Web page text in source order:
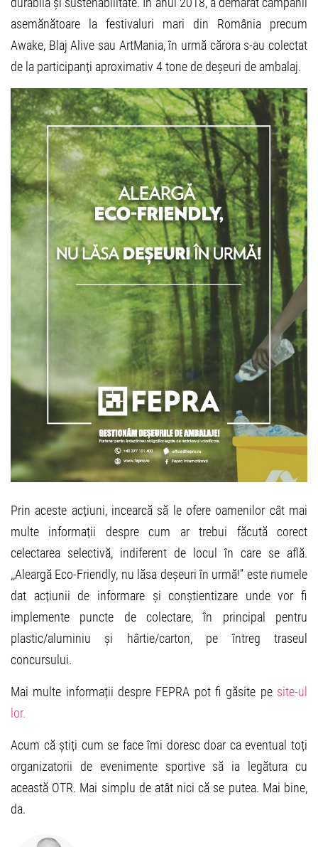
asemănătoare la festivaluri mari din România precum
Awake, Blaj Alive sau ArtMania, în urmă cărora s-au colectat
de la participanți aproximativ 4 tone de deșeuri de ambalaj.
Prin aceste acțiuni, incearcă să le ofere oamenilor cât mai
multe informații despre cum ar trebui făcută corect
celectarea selectivă, indiferent de locul în care se află.
,,Aleargă Eco-Friendly, nu lăsa deșeuri în urmă!” este numele
dat acțiunii de informare și conștientizare unde vor fi
implemente puncte de colectare, în principal pentru
plastic/aluminiu și hârtie/carton, pe întreg traseul
concursului.
Mai multe informații despre FEPRA pot fi găsite pe site-ul
lor.
Acum că știți cum se face îmi doresc doar ca eventual toți
organizatorii de evenimente sportive să ia legătura cu
această OTR. Mai simplu de atât nici că se putea. Mai bine,
da.